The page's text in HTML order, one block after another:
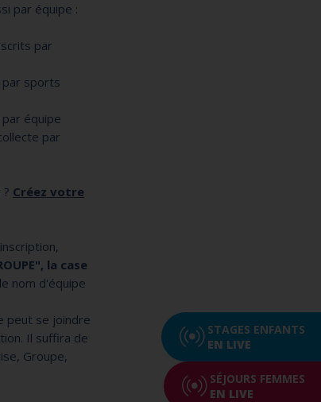
STAGES ENFANTS
EN LIVE
SÉJOURS FEMMES
EN LIVE
par équipe :
par
par sports
équipe
par
Créez votre
la case
nom d'équipe
peut se joindre
Il suffira de
Groupe,